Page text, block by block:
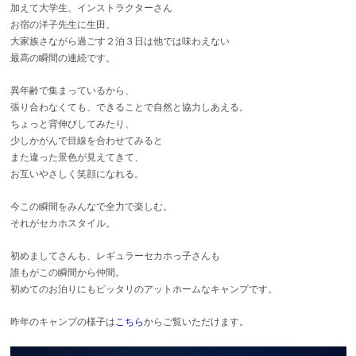
加えて大学生、インストラクターさん
お宿の洋子先生に生田。
大家族さながら過ごす２泊３日は他では味わえない
最高の瞬間の連続です。
異年齢で集まっているから、
張り合わなくても、できることで自然と協力しあえる。
ちょっと背伸びしてみたり、
少しかがんで目線を合わせてみると
また違った景色が見えてきて、
お互いやさしく笑顔になれる。
今この瞬間をみんなで全力で楽しむ。
それがセカホスタイル。
初めましてさんも、レギュラーセカホっ子さんも
誰もがこの瞬間から仲間。
初めてのお泊りにもピッタリのアットホームなキャンプです。
昨年のキャンプの様子はこちらからご覧いただけます。